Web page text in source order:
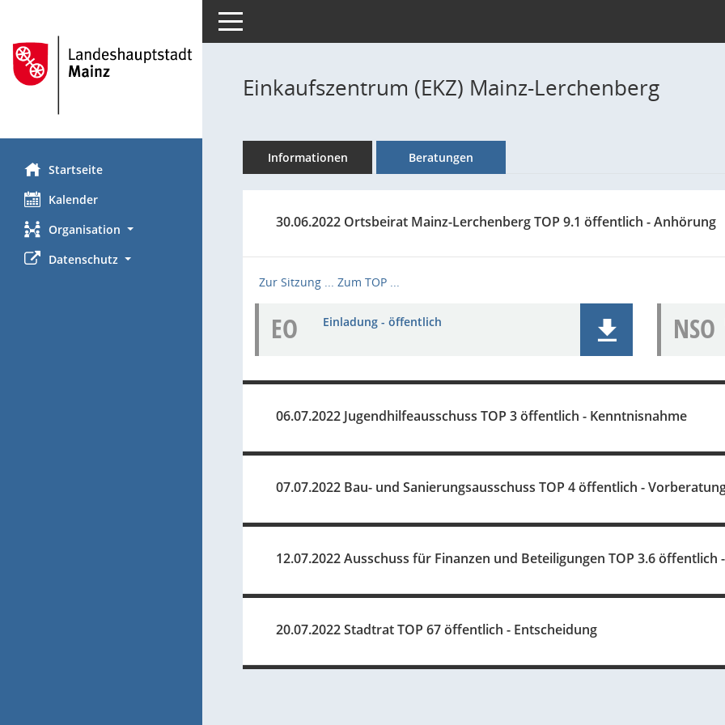
Startseite
Kalender
Organisation
Datenschutz
Toggle navigation
Einkaufszentrum (EKZ) Mainz-Lerchenberg
Informationen Beratungen
30.06.2022 Ortsbeirat Mainz-Lerchenberg TOP 9.1 öffentlich - Anhörung
Zur Sitzung ... Zum TOP ...
EO Einladung - öffentlich NSO
06.07.2022 Jugendhilfeausschuss TOP 3 öffentlich - Kenntnisnahme
07.07.2022 Bau- und Sanierungsausschuss TOP 4 öffentlich -
12.07.2022 Ausschuss für Finanzen und Beteiligungen TOP 3.6 öffentlich
20.07.2022 Stadtrat TOP 67 öffentlich - Entscheidung